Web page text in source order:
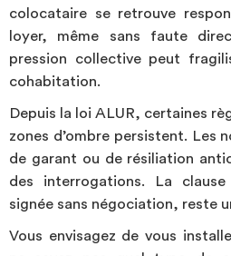
colocataire se retrouve
loyer, même sans faute
pression collective peut
cohabitation.
Depuis la loi ALUR, certaines
zones d’ombre persistent. Les
de garant ou de résiliation
des interrogations. La
signée sans négociation, reste
Vous envisagez de vous